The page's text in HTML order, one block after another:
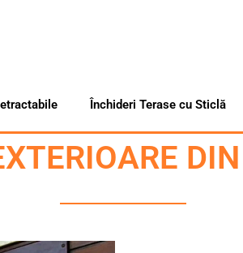
Închideri Terase cu Sticlă